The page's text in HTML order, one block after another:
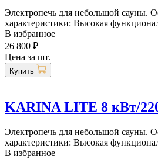
Электропечь для небольшой сауны.
характеристики: Высокая
В избранное
26 800 ₽
Цена за шт.
Купить
KARINA LITE 8 кВт/
Электропечь для небольшой сауны.
характеристики: Высокая
В избранное